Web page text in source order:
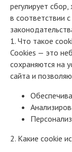
регулирует
в соответствии
1. Что такое
Cookies — это
сохраняются на
сайта и
2. Какие cookie